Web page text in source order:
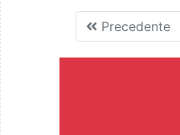
Precedente